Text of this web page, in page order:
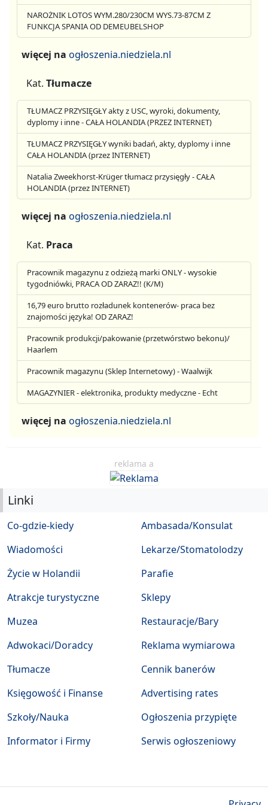
NAROŻNIK LOTOS WYM.280/230CM WYS.73-87CM Z
FUNKCJA SPANIA OD DEMEUBELSHOP
więcej na ogłoszenia.niedziela.nl
Kat. Tłumacze
TŁUMACZ PRZYSIĘGŁY akty z USC, wyroki, dokumenty,
dyplomy i inne - CAŁA HOLANDIA (PRZEZ INTERNET)
TŁUMACZ PRZYSIĘGŁY wyniki badań, akty, dyplomy i inne
CAŁA HOLANDIA (przez INTERNET)
Natalia Zweekhorst-Krüger tłumacz przysięgły - CAŁA
HOLANDIA (przez INTERNET)
więcej na ogłoszenia.niedziela.nl
Kat. Praca
Pracownik magazynu z odzieżą marki ONLY - wysokie
tygodniówki, PRACA OD ZARAZ!! (K/M)
16,79 euro brutto rozładunek kontenerów- praca bez
znajomości języka! OD ZARAZ!
Pracownik produkcji/pakowanie (przetwórstwo bekonu)/
Haarlem
Pracownik magazynu (Sklep Internetowy) - Waalwijk
MAGAZYNIER - elektronika, produkty medyczne - Echt
więcej na ogłoszenia.niedziela.nl
reklama a
Linki
Co-gdzie-kiedy
Wiadomości
Życie w Holandii
Atrakcje turystyczne
Muzea
Ambasada/Konsulat
Lekarze/Stomatolodzy
Parafie
Sklepy
Restauracje/Bary
Adwokaci/Doradcy
Tłumacze
Księgowość i Finanse
Szkoły/Nauka
Informator i Firmy
Reklama wymiarowa
Cennik banerów
Advertising rates
Ogłoszenia przypięte
Serwis ogłoszeniowy